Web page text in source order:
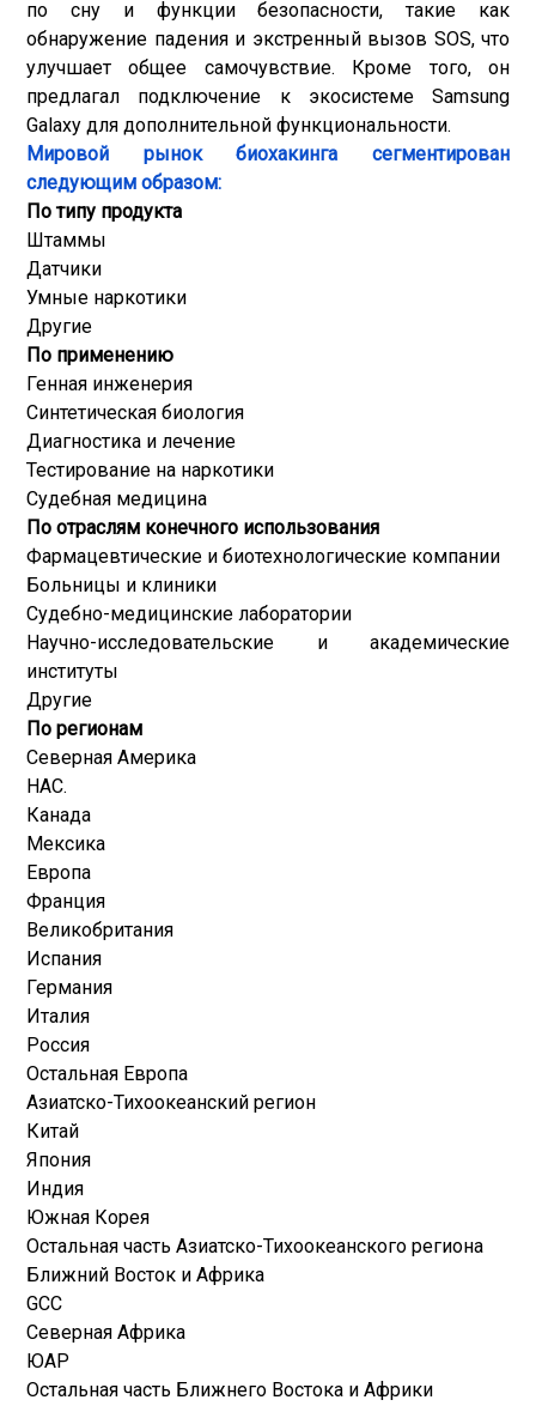
по сну и функции безопасности, такие как
обнаружение падения и экстренный вызов SOS, что
улучшает общее самочувствие. Кроме того, он
предлагал подключение к экосистеме Samsung
Galaxy для дополнительной функциональности.
Мировой рынок биохакинга сегментирован
следующим образом:
По типу продукта
Штаммы
Датчики
Умные наркотики
Другие
По применению
Генная инженерия
Синтетическая биология
Диагностика и лечение
Тестирование на наркотики
Судебная медицина
По отраслям конечного использования
Фармацевтические и биотехнологические компании
Больницы и клиники
Судебно-медицинские лаборатории
Научно-исследовательские и академические
институты
Другие
По регионам
Северная Америка
НАС.
Канада
Мексика
Европа
Франция
Великобритания
Испания
Германия
Италия
Россия
Остальная Европа
Азиатско-Тихоокеанский регион
Китай
Япония
Индия
Южная Корея
Остальная часть Азиатско-Тихоокеанского региона
Ближний Восток и Африка
GCC
Северная Африка
ЮАР
Остальная часть Ближнего Востока и Африки